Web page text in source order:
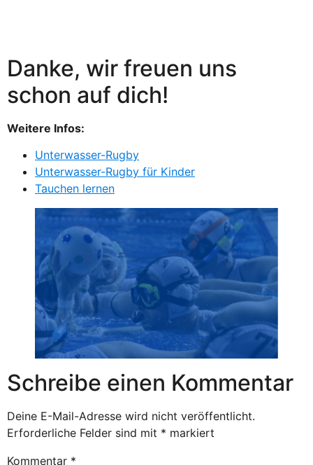
Danke, wir freuen uns
schon auf dich!
Weitere Infos:
Unterwasser-Rugby
Unterwasser-Rugby für Kinder
Tauchen lernen
Schreibe einen Kommentar
Deine E-Mail-Adresse wird nicht veröffentlicht.
Erforderliche Felder sind mit * markiert
Kommentar *